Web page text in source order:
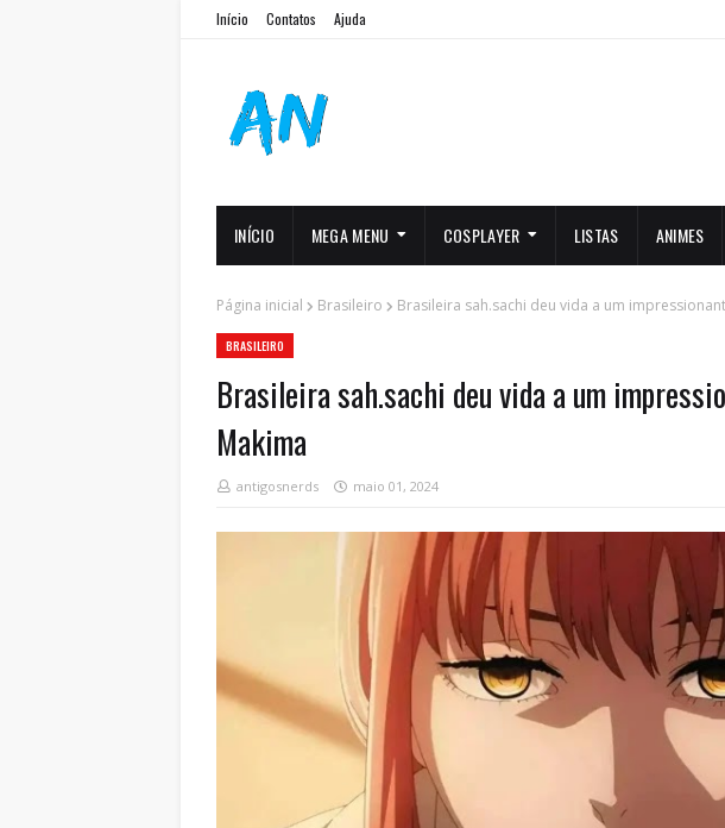
Início Contatos Ajuda
INÍCIO MEGA MENU COSPLAYER LISTAS ANIMES
Página inicial Brasileiro Brasileira sah.sachi deu vida a um
BRASILEIRO
Brasileira sah.sachi deu vida a um
Makima
antigosnerds maio 01, 2024